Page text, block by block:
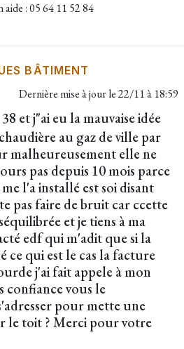
aide : 05 64 11 52 84
BÂTIMENT
Dernière mise à jour le22/11 à 18:59
et j"ai eu la mauvaise idée
au gaz de ville par
malheureusement elle ne
pas depuis 10 mois parce
l'a installé est soi disant
pas faire de bruit car ccette
et je tiens à ma
edf qui m'adit que si la
ce qui est le cas la facture
j'ai fait appele à mon
confiance vous le
pour mette une
le toit ? Merci pour votre